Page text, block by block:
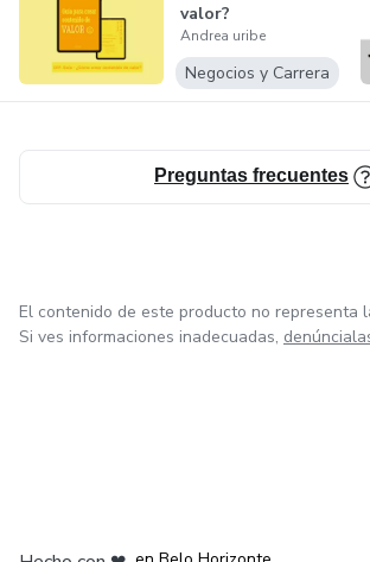
valor?
Andrea uribe
Negocios y Carrera
Preguntas frecuentes
El contenido de este producto no representa
Si ves informaciones inadecuadas,